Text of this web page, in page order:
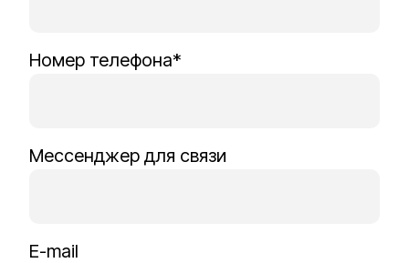
Номер телефона*
Мессенджер для связи
E-mail